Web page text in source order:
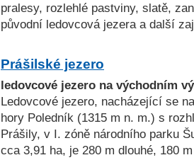
pralesy, rozlehlé pastviny, slatě,
původní ledovcová jezera a další
Prášilské jezero
ledovcové jezero na východním
Ledovcové jezero, nacházející se
hory Poledník (1315 m n. m.) s
Prášily, v I. zóně národního parku
cca 3,91 ha, je 280 m dlouhé, 180